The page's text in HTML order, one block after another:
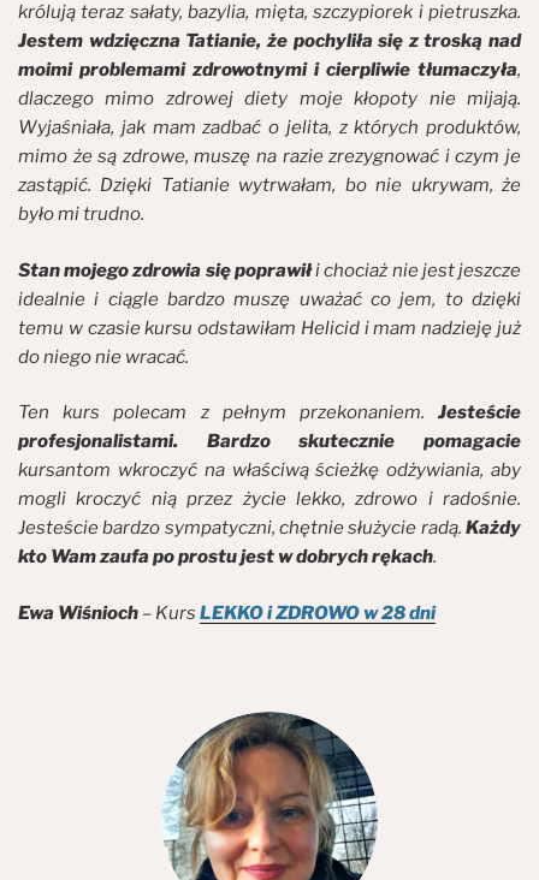
królują teraz sałaty, bazylia, mięta, szczypiorek i pietruszka.
Jestem wdzięczna Tatianie, że pochyliła się z troską nad
moimi problemami zdrowotnymi i cierpliwie tłumaczyła,
dlaczego mimo zdrowej diety moje kłopoty nie mijają.
Wyjaśniała, jak mam zadbać o jelita, z których produktów,
mimo że są zdrowe, muszę na razie zrezygnować i czym je
zastąpić. Dzięki Tatianie wytrwałam, bo nie ukrywam, że
było mi trudno.
Stan mojego zdrowia się poprawiłi chociaż nie jest jeszcze
idealnie i ciągle bardzo muszę uważać co jem, to dzięki
temu w czasie kursu odstawiłam Helicid i mam nadzieję już
do niego nie wracać.
Ten kurs polecam z pełnym przekonaniem. Jesteście
profesjonalistami. Bardzo skutecznie pomagacie
kursantom wkroczyć na właściwą ścieżkę odżywiania, aby
mogli kroczyć nią przez życie lekko, zdrowo i radośnie.
Jesteście bardzo sympatyczni, chętnie służycie radą. Każdy
kto Wam zaufa po prostu jest w dobrych rękach.
Ewa Wiśnioch – Kurs LEKKO i ZDROWO w 28 dni